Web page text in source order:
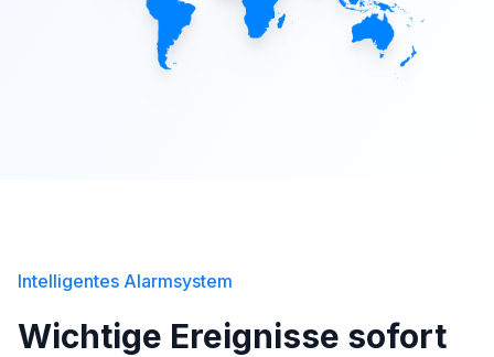
Intelligentes Alarmsystem
Wichtige Ereignisse sofort